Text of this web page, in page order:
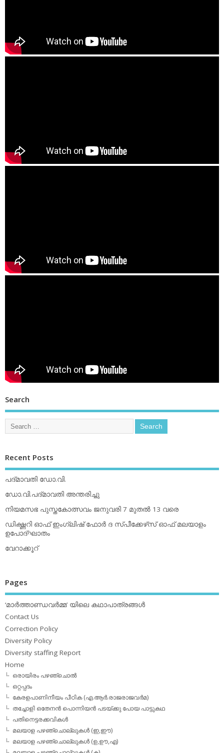
Search
Recent Posts
പദ്മാവതി ഡോ.വി.
ഡോ.വി.പദ്മാവതി അന്തരിച്ചു
നിയമസഭ പുസ്തകോത്സവം ജനുവരി 7 മുതല്‍ 13 വരെ
ഡിക്ഷ്ണറി ഓഫ് ഇംഗ്ലിഷ് ഫോര്‍ ദ സ്പീക്കേഴ്‌സ് ഓഫ് മലയാളം
ഉപോദ്ഘാതം
വേറാക്കൂറ്
Pages
‘മാര്‍ത്താണ്ഡവര്‍മ്മ’ യിലെ കഥാപാത്രങ്ങള്‍
Contact Us
Correction Policy
Diversity Policy
Diversity staffing Report
Home
ഒരായിരം പഴഞ്ചൊല്‍
ഒറ്റപ്പദം
കേരളപാണിനീയം പീഠിക (എ.ആര്‍.രാജരാജവര്‍മ)
തച്ചോളി ഒതേനൻ പൊന്നിയൻ പടയ്‌ക്കു പോയ പാട്ടുകഥ
പതിനെട്ടരക്കവികള്‍
മലയാള പഴഞ്ചൊല്ലുകള്‍ (ഇ,ഈ)
മലയാള പഴഞ്ചൊല്ലുകള്‍ (ഉ,ഊ,എ)